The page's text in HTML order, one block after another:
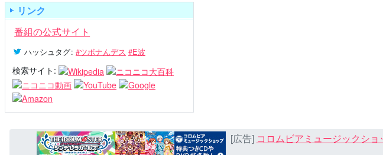
リンク
番組の公式サイト
ハッシュタグ: #ツボナんデス #E波
検索サイト:
[広告] コロムビアミュージックシ